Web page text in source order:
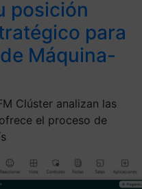
posición
para
Máquina-
Clúster analizan las
el proceso de